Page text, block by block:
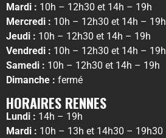
Mardi : 10h – 12h30 et 14h – 19h
Mercredi : 10h – 12h30 et 14h – 19h
Jeudi : 10h – 12h30 et 14h – 19h
Vendredi : 10h – 12h30 et 14h – 19h
Samedi : 10h – 12h30 et 14h – 19h
Dimanche : fermé
HORAIRES RENNES
Lundi : 14h – 19h
Mardi : 10h – 13h et 14h30 – 19h30